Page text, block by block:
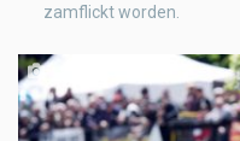
zamflickt worden.